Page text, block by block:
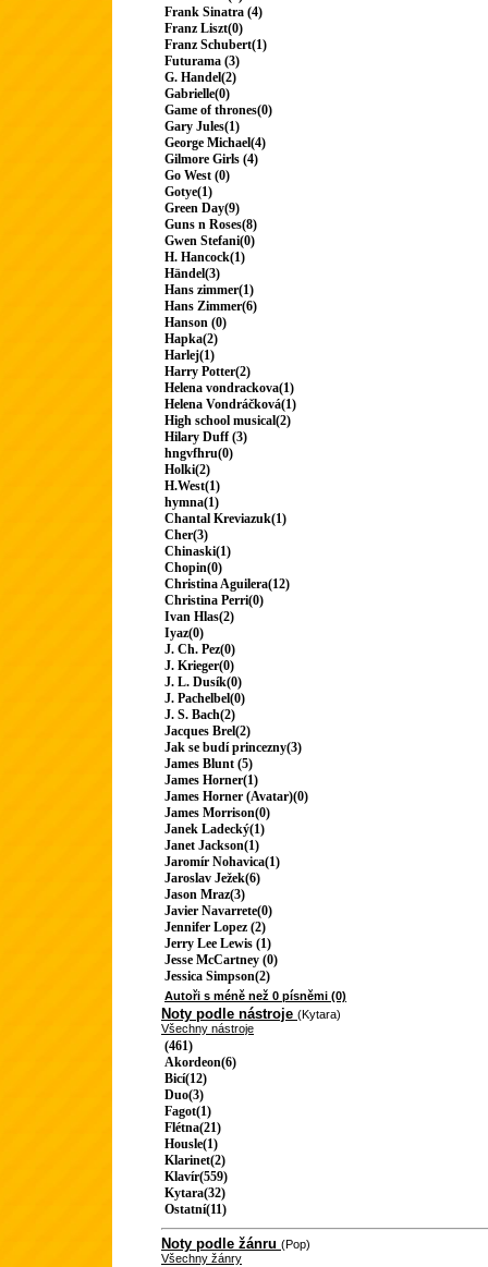
Frank Sinatra (4)
Franz Liszt(0)
Franz Schubert(1)
Futurama (3)
G. Handel(2)
Gabrielle(0)
Game of thrones(0)
Gary Jules(1)
George Michael(4)
Gilmore Girls (4)
Go West (0)
Gotye(1)
Green Day(9)
Guns n Roses(8)
Gwen Stefani(0)
H. Hancock(1)
Händel(3)
Hans zimmer(1)
Hans Zimmer(6)
Hanson (0)
Hapka(2)
Harlej(1)
Harry Potter(2)
Helena vondrackova(1)
Helena Vondráčková(1)
High school musical(2)
Hilary Duff (3)
hngvfhru(0)
Holki(2)
H.West(1)
hymna(1)
Chantal Kreviazuk(1)
Cher(3)
Chinaski(1)
Chopin(0)
Christina Aguilera(12)
Christina Perri(0)
Ivan Hlas(2)
Iyaz(0)
J. Ch. Pez(0)
J. Krieger(0)
J. L. Dusík(0)
J. Pachelbel(0)
J. S. Bach(2)
Jacques Brel(2)
Jak se budí princezny(3)
James Blunt (5)
James Horner(1)
James Horner (Avatar)(0)
James Morrison(0)
Janek Ladecký(1)
Janet Jackson(1)
Jaromír Nohavica(1)
Jaroslav Ježek(6)
Jason Mraz(3)
Javier Navarrete(0)
Jennifer Lopez (2)
Jerry Lee Lewis (1)
Jesse McCartney (0)
Jessica Simpson(2)
Autoři s méně než 0 písněmi (0)
Noty podle nástroje (Kytara)
Všechny nástroje
(461)
Akordeon(6)
Bicí(12)
Duo(3)
Fagot(1)
Flétna(21)
Housle(1)
Klarinet(2)
Klavír(559)
Kytara(32)
Ostatní(11)
Noty podle žánru (Pop)
Všechny žánry